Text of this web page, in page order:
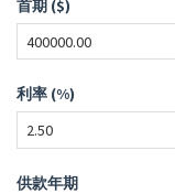
首期 ($)
利率 (%)
供款年期